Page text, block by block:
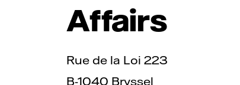
Affairs
Rue de la Loi 223
B-1040 Bryssel